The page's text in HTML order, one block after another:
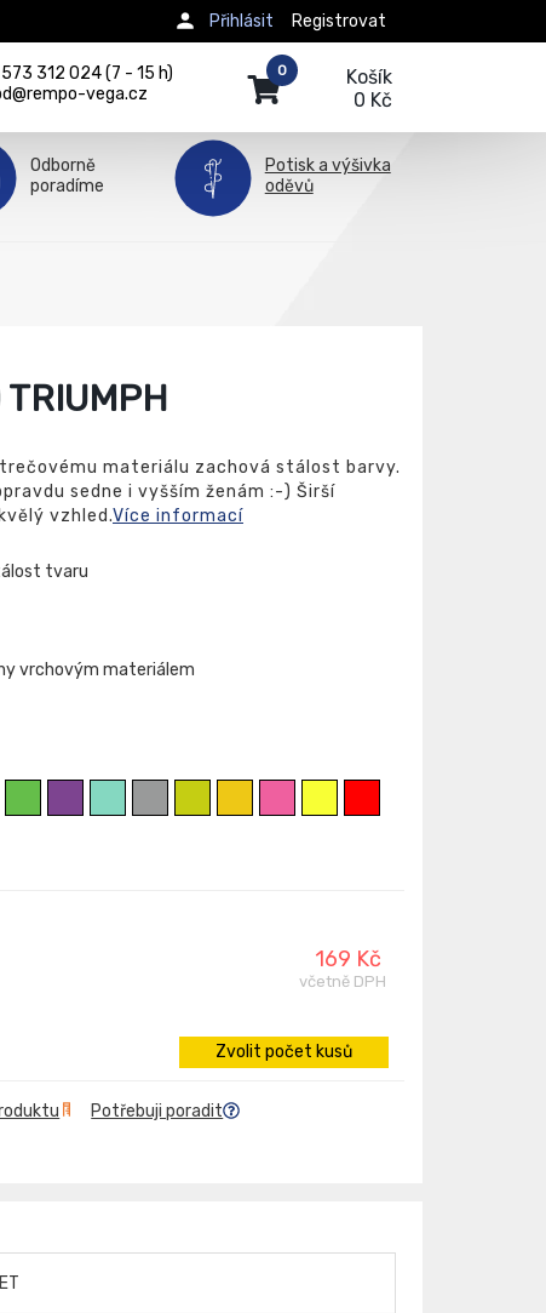
Registrovat
Přihlásit
312 024 (7 - 15 h)
vega.cz
Košík
0 Kč
0
Odborně
poradíme
Potisk a výšivka
oděvů
TRIUMPH
materiálu zachová stálost barvy.
sedne i vyšším ženám :-) Širší
vzhled.Více informací
tvaru
vrchovým materiálem
169 Kč
včetně DPH
Zvolit počet kusů
Potřebuji poradit